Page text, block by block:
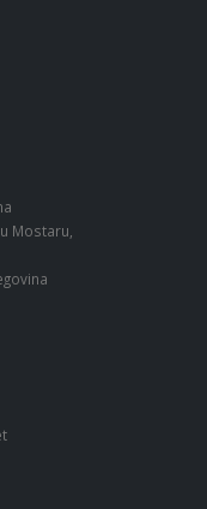
Mostaru,